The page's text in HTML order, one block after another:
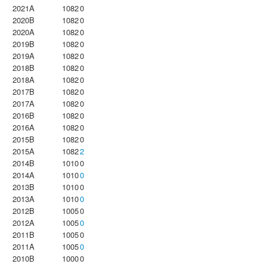
2021A
10820
2020B
10820
2020A
10820
2019B
10820
2019A
10820
2018B
10820
2018A
10820
2017B
10820
2017A
10820
2016B
10820
2016A
10820
2015B
10820
2015A
10822
2014B
10100
2014A
10100
2013B
10100
2013A
10100
2012B
10050
2012A
10050
2011B
10050
2011A
10050
2010B
10000